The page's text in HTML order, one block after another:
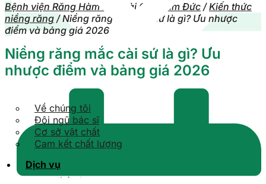
Về chúng tôi
Đội ngũ bác sĩ
Cơ sở vật chất
Cam kết chất lượng
Dịch vụ
Kiến thức răng sứ
Kiến thức Implant
Bệnh viện Răng Hàm Mặt Sài Gòn Tâm Đức /Kiến thức
niềng răng /Niềng răng mắc cài sứ là gì? Ưu nhược
điểm và bảng giá 2026
Niềng răng mắc cài sứ là gì? Ưu
nhược điểm và bảng giá 2026